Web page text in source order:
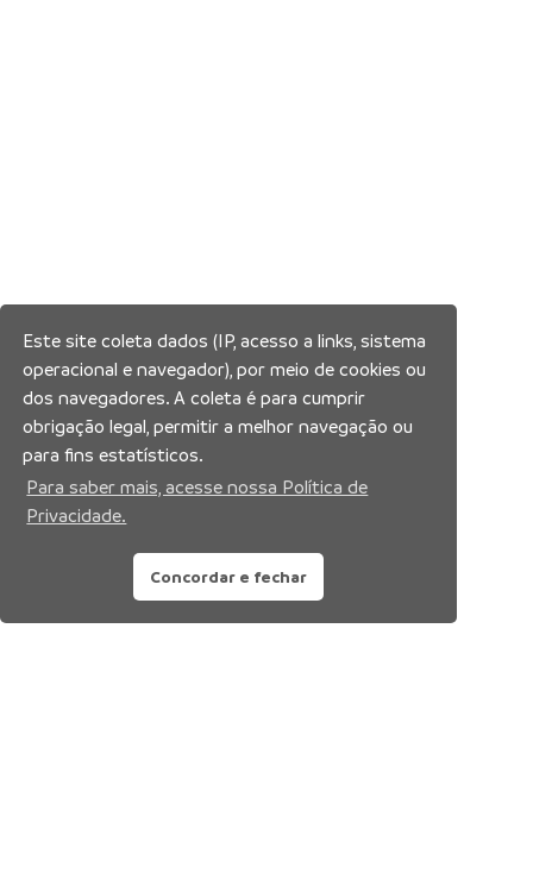
Este site coleta dados (IP, acesso a links, sistema
operacional e navegador), por meio de cookies ou
dos navegadores. A coleta é para cumprir
obrigação legal, permitir a melhor navegação ou
para fins estatísticos.
Para saber mais, acesse nossa Política de
Privacidade.
Concordar e fechar